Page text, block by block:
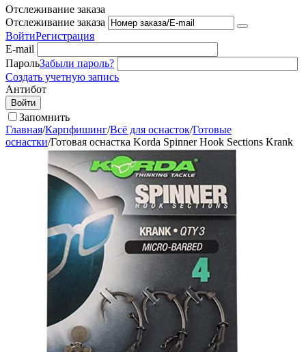
Отслеживание заказа
Отслеживание заказа
ВойтиРегистрация
E-mail
ПарольЗабыли пароль?
Создать учетную запись
Антибот
Войти
Запомнить
Главная/Карпфишинг/Всё для оснасток/Готовые
оснастки/Готовая оснастка Korda Spinner Hook Sections Krank